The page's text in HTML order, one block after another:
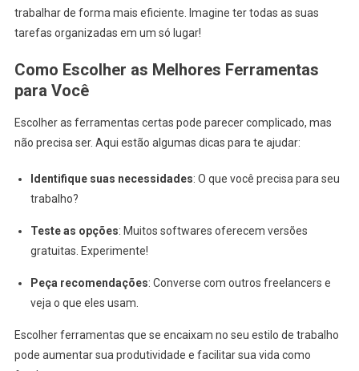
trabalhar de forma mais eficiente. Imagine ter todas as suas
tarefas organizadas em um só lugar!
Como Escolher as Melhores Ferramentas
para Você
Escolher as ferramentas certas pode parecer complicado, mas
não precisa ser. Aqui estão algumas dicas para te ajudar:
Identifique suas necessidades: O que você precisa para seu
trabalho?
Teste as opções: Muitos softwares oferecem versões
gratuitas. Experimente!
Peça recomendações: Converse com outros freelancers e
veja o que eles usam.
Escolher ferramentas que se encaixam no seu estilo de trabalho
pode aumentar sua produtividade e facilitar sua vida como